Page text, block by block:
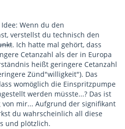
Wenn du den
verstellst du technisch den
. Ich hatte mal gehört, dass
Cetanzahl als der in Europa
heißt geringere Cetanzahl
Zünd"willigkeit"). Das
womöglich die Einspritzpumpe
werden müsste...? Das ist
mir... Aufgrund der signifikant
du wahrscheinlich all diese
und plötzlich.